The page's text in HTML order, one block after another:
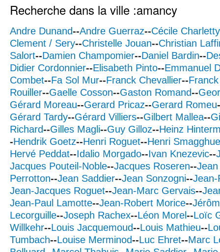
Recherche dans la ville :amancy
Andre Dunand--Andre Guerraz--Cécile Charletty
Clement / Sery--Christelle Jouan--Christian
Salort--Damien Champomier--Daniel Bardin--
Didier Cordonnier--Elisabeth Pinto--Emmanuel
Combet--Fa Sol Mur--Franck Chevallier--
Rouiller--Gaelle Cosson--Gaston Romand--
Gérard Moreau--Gerard Pricaz--Gerard Romeu
Gérard Tardy--Gérard Villiers--Gilbert Mallea--
Richard--Gilles Magli--Guy Gilloz--Heinz
-Hendrik Goetz--Henri Roguet--Henri Smagghue
Hervé Peddat--Idalio Morgado--Ivan Knezevic--
Jacques Pouteil-Noble--Jacques Roseren--
Perrotton--Jean Saddier--Jean Sonzogni--Jean-
Jean-Jacques Roguet--Jean-Marc Gervais--
Jean-Paul Lamotte--Jean-Robert Morice--
Lecorguille--Joseph Rachex--Léon Morel--Loïc
Willkehr--Louis Jacquemoud--Louis Mathieu--
Tumbach--Louise Merminod--Luc Ehret--Marc